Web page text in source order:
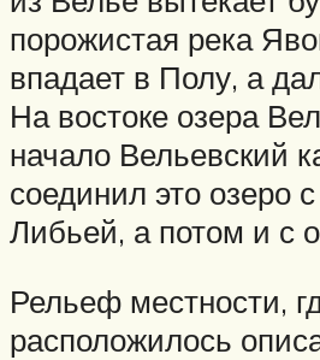
порожистая река
впадает в Полу, а
На востоке озера
начало Вельевский
соединил это озеро
Либьей, а потом и с
Рельеф местности,
расположилось